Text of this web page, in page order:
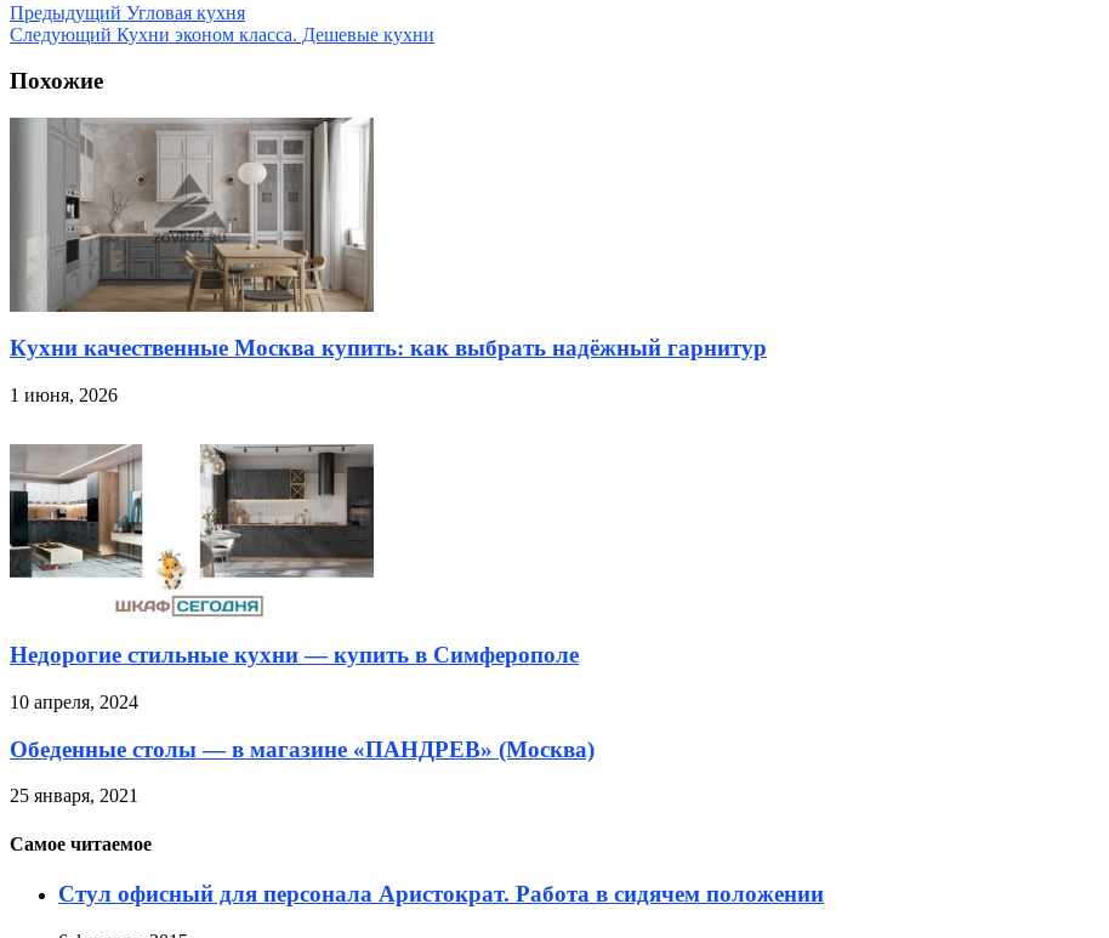
Предыдущий Угловая кухня
Следующий Кухни эконом класса. Дешевые кухни
Похожие
Кухни качественные Москва купить: как выбрать надёжный гарнитур
1 июня, 2026
Недорогие стильные кухни — купить в Симферополе
10 апреля, 2024
Обеденные столы — в магазине «ПАНДРЕВ» (Москва)
25 января, 2021
Самое читаемое
Стул офисный для персонала Аристократ. Работа в сидячем положении